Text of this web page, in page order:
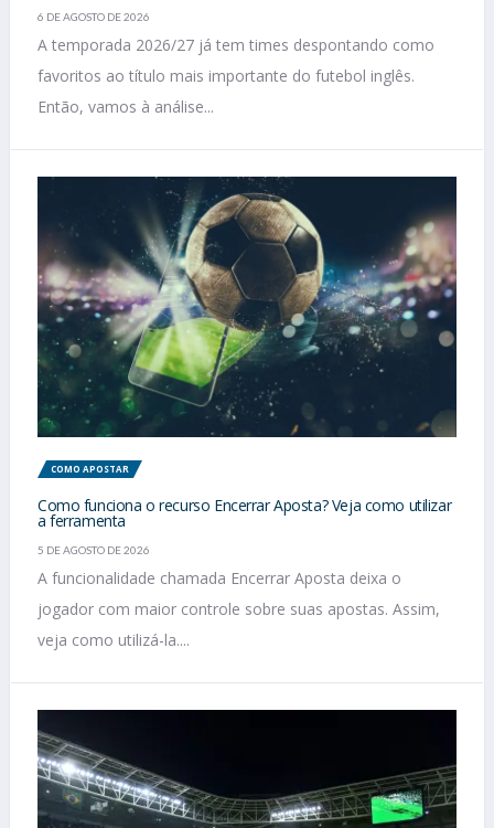
6 DE AGOSTO DE 2026
A temporada 2026/27 já tem times despontando como
favoritos ao título mais importante do futebol inglês.
Então, vamos à análise...
COMO APOSTAR
Como funciona o recurso Encerrar Aposta? Veja como utilizar
a ferramenta
5 DE AGOSTO DE 2026
A funcionalidade chamada Encerrar Aposta deixa o
jogador com maior controle sobre suas apostas. Assim,
veja como utilizá-la....